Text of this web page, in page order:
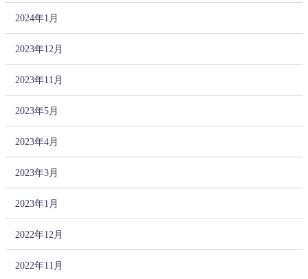
2024年1月
2023年12月
2023年11月
2023年5月
2023年4月
2023年3月
2023年1月
2022年12月
2022年11月